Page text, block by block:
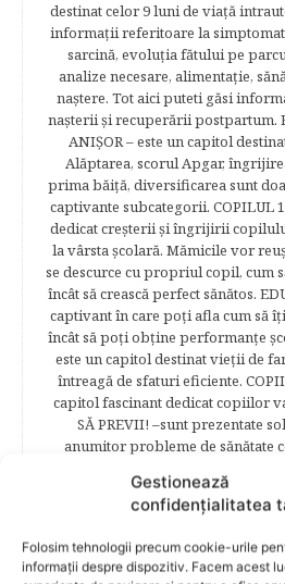
Gestionează
confidențialitatea
Folosim tehnologii precum cookie-urile
informații despre dispozitiv. Facem acest
destinat celor 9 luni de viaţă
informaţii referitoare la
sarcină, evoluţia fătului pe
analize necesare, alimentaţie,
naştere. Tot aici puteti găsi
naşterii şi recuperării postpartum.
ANIŞOR – este un capitol
Alăptarea, scorul Apgar,
prima băiţă, diversificarea sunt
captivante subcategorii. COPILUL
dedicat creşterii şi îngrijirii
la vârsta şcolară. Mămicile vor
se descurce cu propriul copil, cum
încât să crească perfect sănătos.
captivant în care poţi afla cum să
încât să poţi obţine performanţe
este un capitol destinat vieţii de
întreagă de sfaturi eficiente.
capitol fascinant dedicat copiilor
SĂ PREVII! –sunt prezentate
anumitor probleme de sănătate
RELATED POSTS